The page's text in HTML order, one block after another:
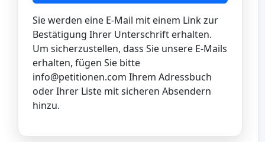
Sie werden eine E-Mail mit einem Link zur
Bestätigung Ihrer Unterschrift erhalten.
Um sicherzustellen, dass Sie unsere E-Mails
erhalten, fügen Sie bitte
info@petitionen.com Ihrem Adressbuch
oder Ihrer Liste mit sicheren Absendern
hinzu.